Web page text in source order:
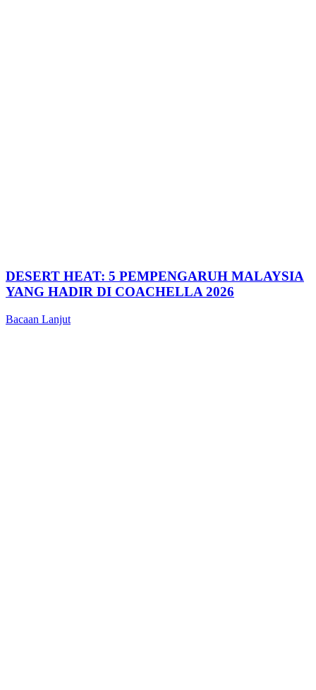
DESERT HEAT: 5 PEMPENGARUH MALAYSIA
YANG HADIR DI COACHELLA 2026
Bacaan Lanjut